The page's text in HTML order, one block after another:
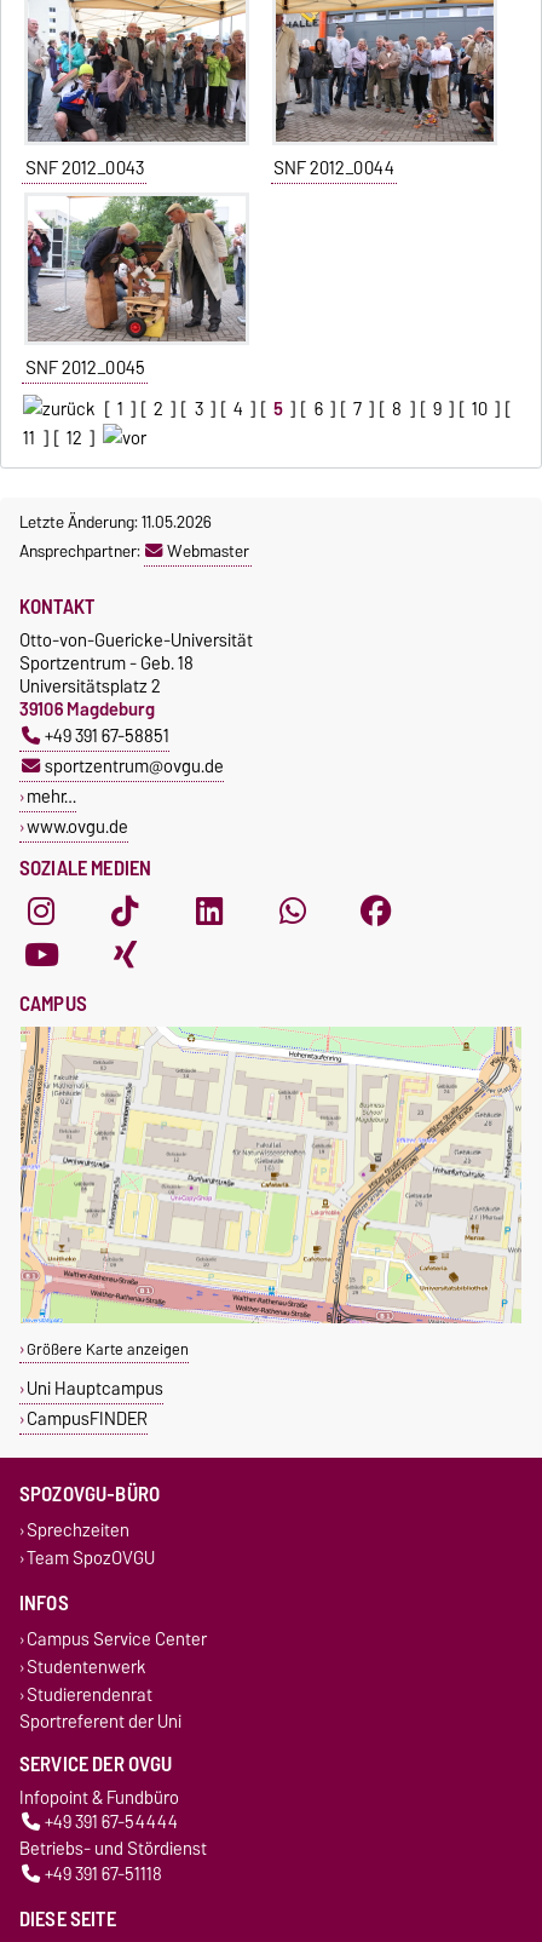
SNF 2012_0043 SNF 2012_0044
SNF 2012_0045
[ 1 ] [ 2 ] [ 3 ] [ 4 ] [ 5 ] [ 6 ] [ 7 ] [ 8 ] [ 9 ] [ 10 ] [
11 ] [ 12 ]
Letzte Änderung: 11.05.2026
Ansprechpartner:
Webmaster
SOZIALE MEDIEN
KONTAKT
Otto-von-Guericke-Universität
Sportzentrum - Geb. 18
Universitätsplatz 2
39106 Magdeburg
+49 391 67-58851
sportzentrum@ovgu.de
mehr…
www.ovgu.de
CAMPUS
Größere Karte anzeigen
Uni Hauptcampus
CampusFINDER
SPOZOVGU-BÜRO
Sprechzeiten
Team SpozOVGU
INFOS
Campus Service Center
Studentenwerk
Studierendenrat
Sportreferent der Uni
SERVICE DER OVGU
Infopoint & Fundbüro
+49 391 67-54444
Betriebs- und Stördienst
+49 391 67-51118
DIESE SEITE